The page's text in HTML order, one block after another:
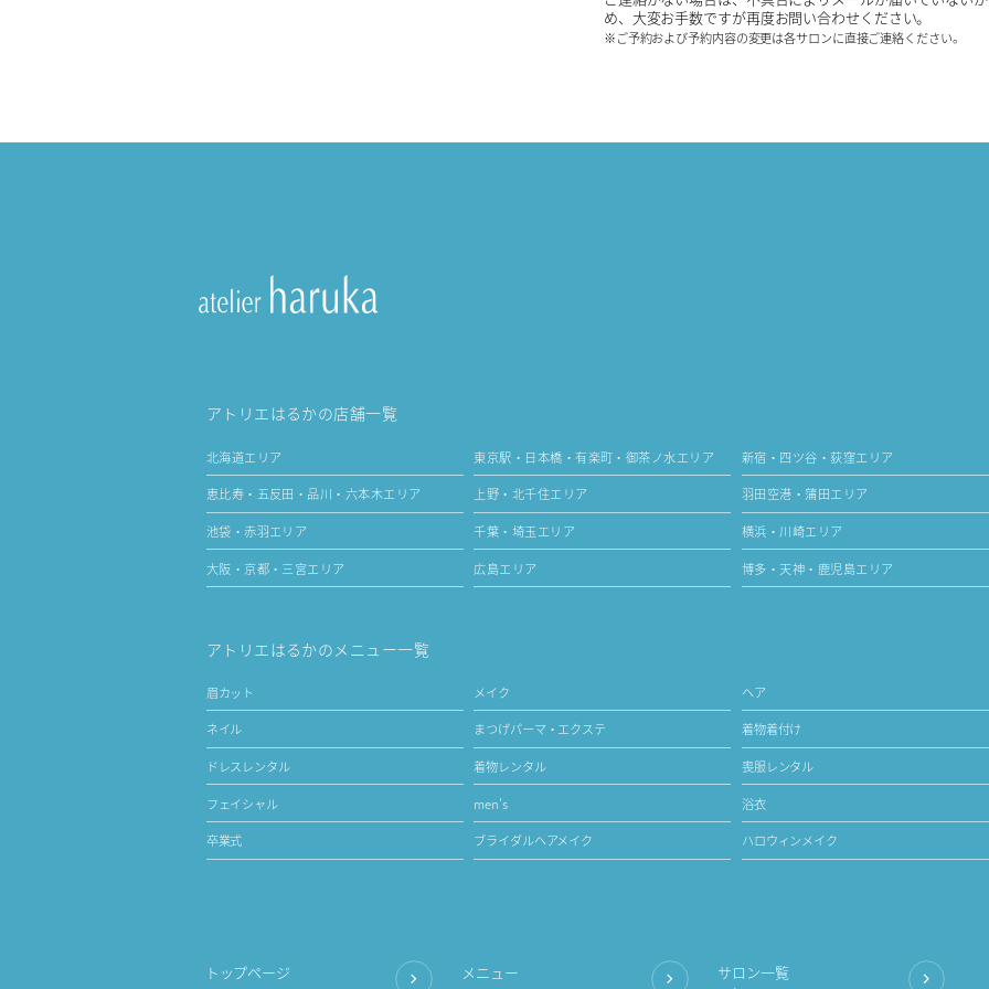
め、大変お手数ですが再度お問い合わせください。
※ご予約および予約内容の変更は各サロンに直接ご連絡ください。
アトリエはるかの店舗一覧
北海道エリア 東京駅・日本橋・有楽町・御茶ノ水エリア 新宿・四ツ谷・荻窪エリア
恵比寿・五反田・品川・六本木エリア 上野・北千住エリア 羽田空港・蒲田エリア
池袋・赤羽エリア 千葉・埼玉エリア 横浜・川崎エリア
大阪・京都・三宮エリア 広島エリア 博多・天神・鹿児島エリア
アトリエはるかのメニュー一覧
眉カット メイク ヘア
ネイル まつげパーマ・エクステ 着物着付け
ドレスレンタル 着物レンタル 喪服レンタル
フェイシャル men's 浴衣
卒業式 ブライダルヘアメイク ハロウィンメイク
トップページ サロン一覧
メニュー